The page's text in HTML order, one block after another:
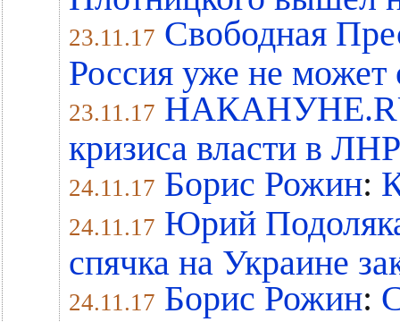
23.11.17 Свободная
Россия уже не может
23.11.17
кризиса власти в
24.11.17 Борис Рожин:
24.11.17 Юрий
спячка на Украине
24.11.17 Борис Рожин: